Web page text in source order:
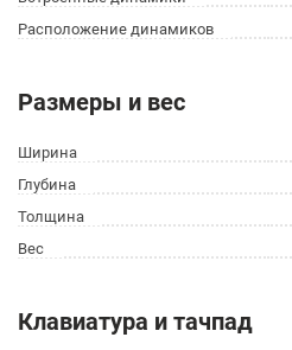
Расположение динамиков
Размеры и вес
Ширина
Глубина
Толщина
Вес
Клавиатура и тачпад